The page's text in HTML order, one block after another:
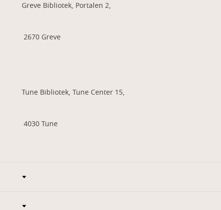
Greve Bibliotek, Portalen 2,
2670 Greve
Tune Bibliotek, Tune Center 15,
4030 Tune